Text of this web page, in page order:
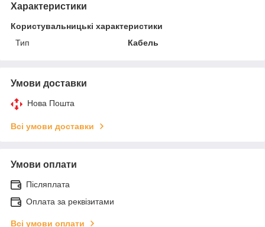
Характеристики
Користувальницькі характеристики
Тип
Кабель
Умови доставки
Нова Пошта
Всі умови доставки
Умови оплати
Післяплата
Оплата за реквізитами
Всі умови оплати